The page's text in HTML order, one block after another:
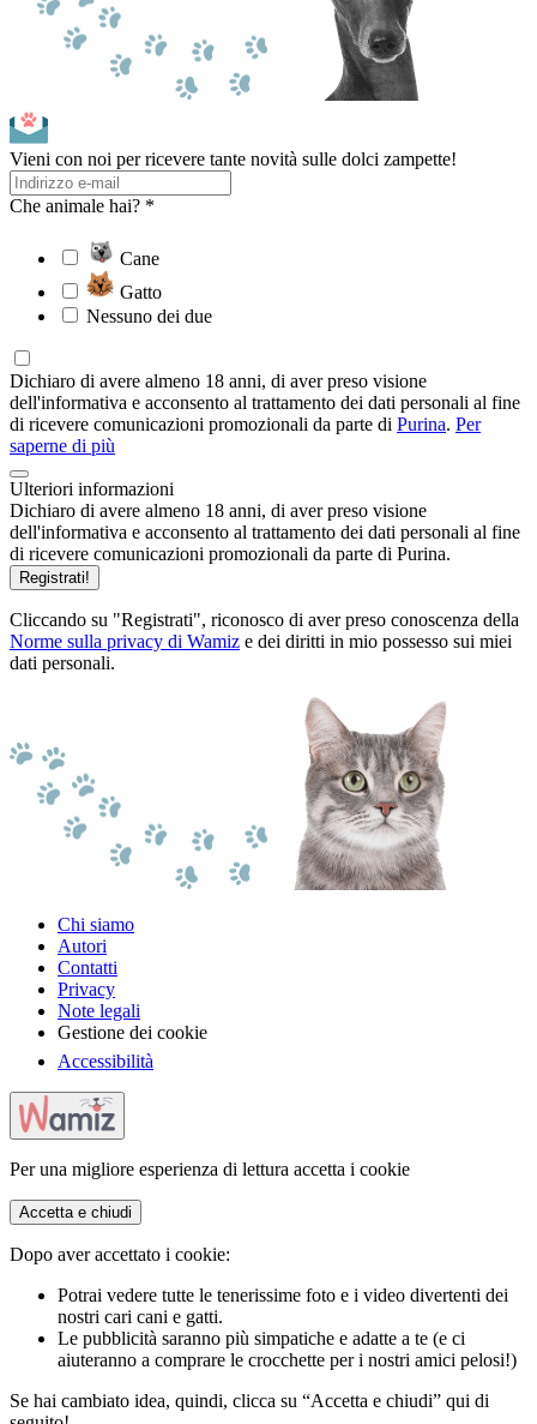
Vieni con noi per ricevere tante novità sulle dolci zampette!
Che animale hai? *
Cane
Gatto
Nessuno dei due
Dichiaro di avere almeno 18 anni, di aver preso visione
dell'informativa e acconsento al trattamento dei dati personali al fine
di ricevere comunicazioni promozionali da parte di Purina. Per
saperne di più
Ulteriori informazioni
Dichiaro di avere almeno 18 anni, di aver preso visione
dell'informativa e acconsento al trattamento dei dati personali al fine
di ricevere comunicazioni promozionali da parte di Purina.
Registrati!
Cliccando su "Registrati", riconosco di aver preso conoscenza della
Norme sulla privacy di Wamiz e dei diritti in mio possesso sui miei
dati personali.
Chi siamo
Autori
Contatti
Privacy
Note legali
Gestione dei cookie
Accessibilità
Per una migliore esperienza di lettura accetta i cookie
Accetta e chiudi
Dopo aver accettato i cookie:
Potrai vedere tutte le tenerissime foto e i video divertenti dei
nostri cari cani e gatti.
Le pubblicità saranno più simpatiche e adatte a te (e ci
aiuteranno a comprare le crocchette per i nostri amici pelosi!)
Se hai cambiato idea, quindi, clicca su “Accetta e chiudi” qui di